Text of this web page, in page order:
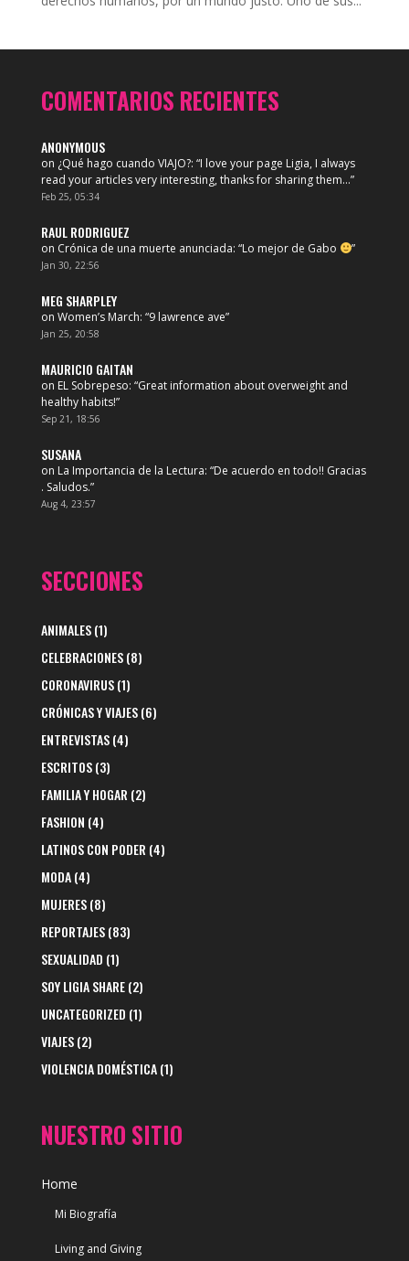
COMENTARIOS RECIENTES
ANONYMOUS
on ¿Qué hago cuando VIAJO?: “I love your page Ligia, I always
read your articles very interesting, thanks for sharing them…”
Feb 25, 05:34
RAUL RODRIGUEZ
on Crónica de una muerte anunciada: “Lo mejor de Gabo ”
Jan 30, 22:56
MEG SHARPLEY
on Women’s March: “9 lawrence ave”
Jan 25, 20:58
MAURICIO GAITAN
on EL Sobrepeso: “Great information about overweight and
healthy habits!”
Sep 21, 18:56
SUSANA
on La Importancia de la Lectura: “De acuerdo en todo!! Gracias
. Saludos.”
Aug 4, 23:57
SECCIONES
ANIMALES(1)
CELEBRACIONES(8)
CORONAVIRUS(1)
CRÓNICAS Y VIAJES(6)
ENTREVISTAS(4)
ESCRITOS(3)
FAMILIA Y HOGAR (2)
FASHION (4)
LATINOS CON PODER (4)
MODA(4)
MUJERES(8)
REPORTAJES(83)
SEXUALIDAD (1)
SOY LIGIA SHARE(2)
UNCATEGORIZED (1)
VIAJES(2)
VIOLENCIA DOMÉSTICA(1)
NUESTRO SITIO
Home
Mi Biografía
Living and Giving